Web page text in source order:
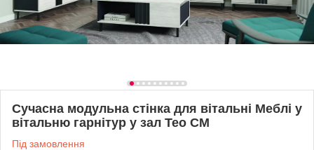
Сучасна модульна стінка для вітальні Меблі у
вітальню гарнітур у зал Тео СМ
Під замовлення